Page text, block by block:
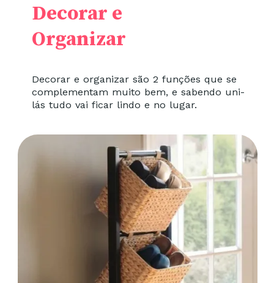
Decorar e organizar são 2 funções que se
complementam muito bem, e sabendo uni-
lás tudo vai ficar lindo e no lugar.
Decorar e
Organizar